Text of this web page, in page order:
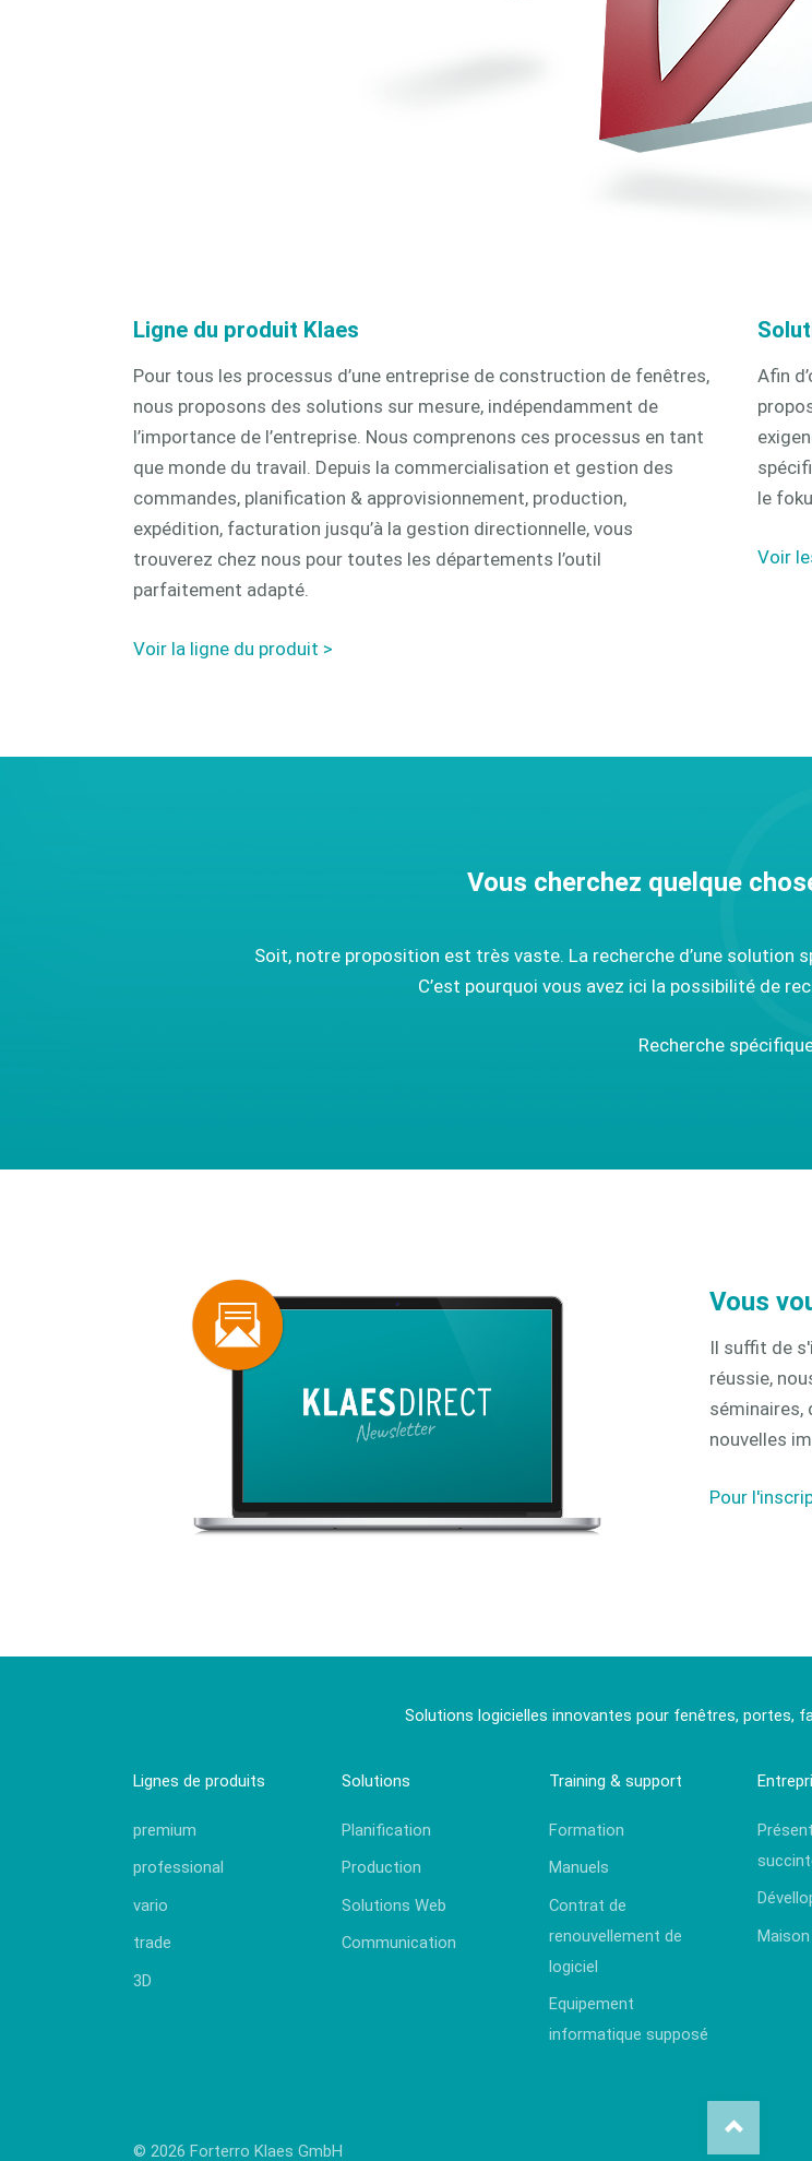
Ligne du produit Klaes
Pour tous les processus d’une entreprise de construction de fenêtres,
nous proposons des solutions sur mesure, indépendamment de
l’importance de l’entreprise. Nous comprenons ces processus en tant
que monde du travail. Depuis la commercialisation et gestion des
commandes, planification & approvisionnement, production,
expédition, facturation jusqu’à la gestion directionnelle, vous
trouverez chez nous pour toutes les départements l’outil
parfaitement adapté.
Voir la ligne du produit >
Afin
le
Voir
Vous cherchez quelque
Soit, notre proposition est très vaste. La recherche d’une solution
C’est pourquoi vous avez ici la possibilité de
Recherche
Vous
Il suffit de
réussie,
séminaires,
nouvelles
Pour
Solutions logicielles innovantes pour fenêtres, portes,
Lignes de produits
premium
professional
vario
trade
3D
Solutions
Planification
Production
Solutions Web
Communication
Training & support
Formation
Manuels
Contrat de
renouvellement de
logiciel
Equipement
informatique supposé
Maison
© 2026 Forterro Klaes GmbH